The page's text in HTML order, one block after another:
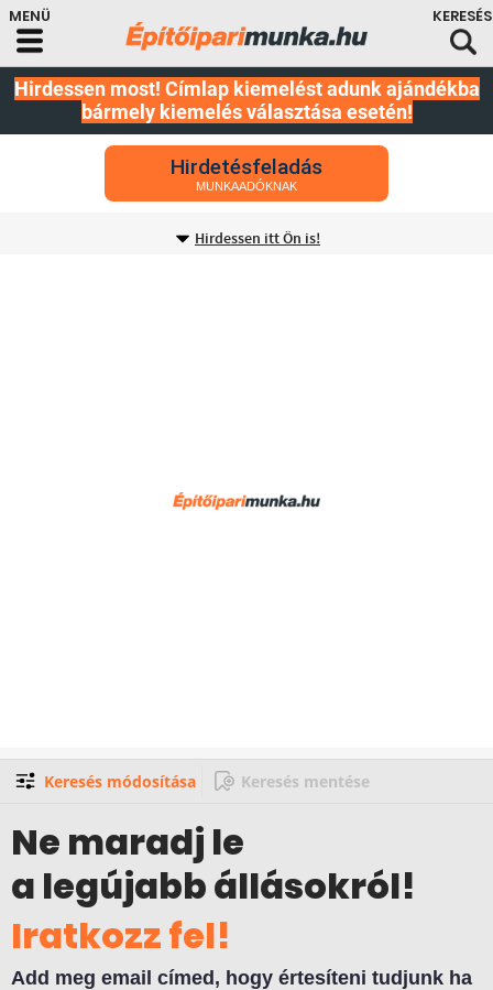
Hirdessen most! Címlap kiemelést adunk ajándékba
bármely kiemelés választása esetén!
Hirdetésfeladás
MUNKAADÓKNAK
Hirdessen itt Ön is!
Keresés módosítása Keresés mentése
Ne maradj le
a legújabb állásokról!
Iratkozz fel!
Add meg email címed, hogy értesíteni tudjunk ha